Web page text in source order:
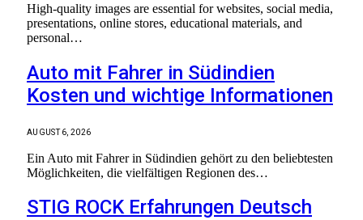
High-quality images are essential for websites, social media,
presentations, online stores, educational materials, and
personal…
Auto mit Fahrer in Südindien
Kosten und wichtige Informationen
AUGUST 6, 2026
Ein Auto mit Fahrer in Südindien gehört zu den beliebtesten
Möglichkeiten, die vielfältigen Regionen des…
STIG ROCK Erfahrungen Deutsch